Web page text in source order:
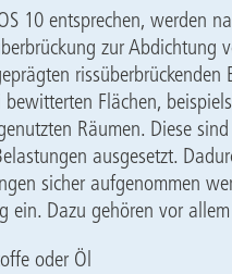
10 entsprechen, werden
zur Abdichtung
rissüberbrückenden
Flächen,
Räumen. Diese
ausgesetzt.
sicher aufgenommen
ein. Dazu gehören vor allem
oder Öl